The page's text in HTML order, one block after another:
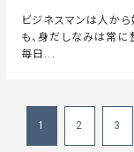
ビジネスマンは人か
も、身だしなみは常に
毎日...
1 2 3